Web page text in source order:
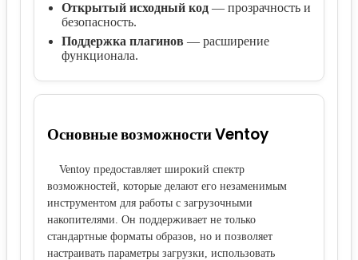
Открытый исходный код — прозрачность и
безопасность.
Поддержка плагинов — расширение
функционала.
Основные возможности Ventoy
Ventoy предоставляет широкий спектр
возможностей, которые делают его незаменимым
инструментом для работы с загрузочными
накопителями. Он поддерживает не только
стандартные форматы образов, но и позволяет
настраивать параметры загрузки, использовать